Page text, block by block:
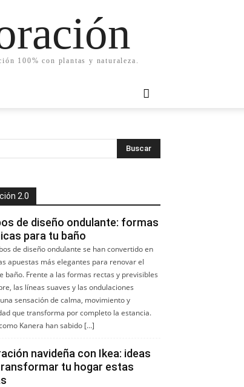
100% con plantas y naturaleza.
2.0
de diseño ondulante: formas
para tu baño
de diseño ondulante se han convertido en
apuestas más elegantes para renovar el
baño. Frente a las formas rectas y previsibles
las líneas suaves y las ondulaciones
sensación de calma, movimiento y
que transforma por completo la estancia.
Kanera han sabido […]
navideña con Ikea: ideas
tu hogar estas